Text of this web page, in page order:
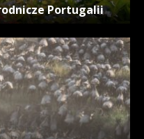
Portugalii